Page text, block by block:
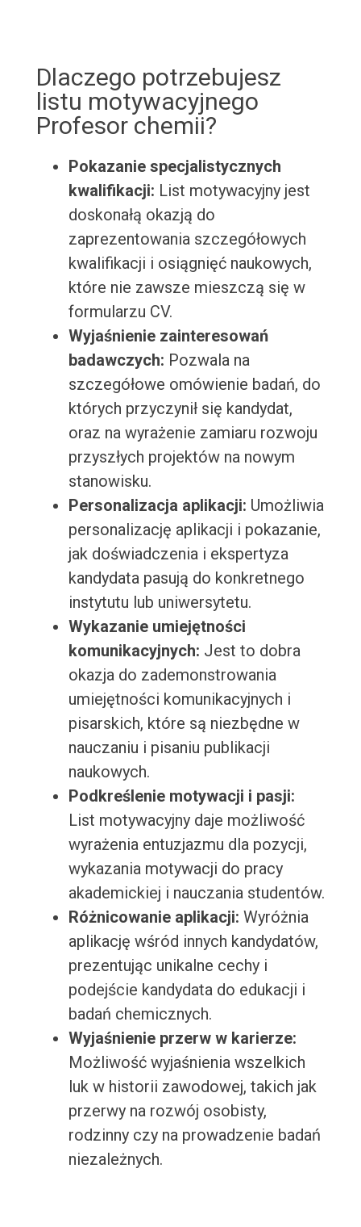
Dlaczego potrzebujesz
listu motywacyjnego
Profesor chemii?
Pokazanie specjalistycznych
kwalifikacji: List motywacyjny jest
doskonałą okazją do
zaprezentowania szczegółowych
kwalifikacji i osiągnięć naukowych,
które nie zawsze mieszczą się w
formularzu CV.
Wyjaśnienie zainteresowań
badawczych: Pozwala na
szczegółowe omówienie badań, do
których przyczynił się kandydat,
oraz na wyrażenie zamiaru rozwoju
przyszłych projektów na nowym
stanowisku.
Personalizacja aplikacji: Umożliwia
personalizację aplikacji i pokazanie,
jak doświadczenia i ekspertyza
kandydata pasują do konkretnego
instytutu lub uniwersytetu.
Wykazanie umiejętności
komunikacyjnych: Jest to dobra
okazja do zademonstrowania
umiejętności komunikacyjnych i
pisarskich, które są niezbędne w
nauczaniu i pisaniu publikacji
naukowych.
Podkreślenie motywacji i pasji:
List motywacyjny daje możliwość
wyrażenia entuzjazmu dla pozycji,
wykazania motywacji do pracy
akademickiej i nauczania studentów.
Różnicowanie aplikacji: Wyróżnia
aplikację wśród innych kandydatów,
prezentując unikalne cechy i
podejście kandydata do edukacji i
badań chemicznych.
Wyjaśnienie przerw w karierze:
Możliwość wyjaśnienia wszelkich
luk w historii zawodowej, takich jak
przerwy na rozwój osobisty,
rodzinny czy na prowadzenie badań
niezależnych.